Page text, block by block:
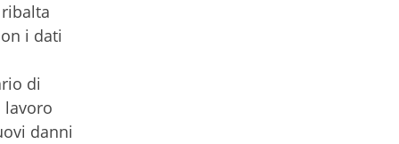
i dati
di
lavoro
danni